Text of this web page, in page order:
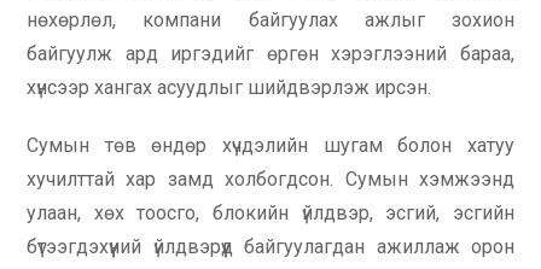
нөхөрлөл, компани байгуулах ажлыг зохион
байгуулж ард иргэдийг өргөн хэрэглээний бараа,
хүнсээр хангах асуудлыг шийдвэрлэж ирсэн.
Сумын төв өндөр хүчдэлийн шугам болон хатуу
хучилттай хар замд холбогдсон. Сумын хэмжээнд
улаан, хөх тоосго, блокийн үйлдвэр, эсгий, эсгийн
бүтээгдэхүүний үйлдвэрүүд байгуулагдан ажиллаж орон